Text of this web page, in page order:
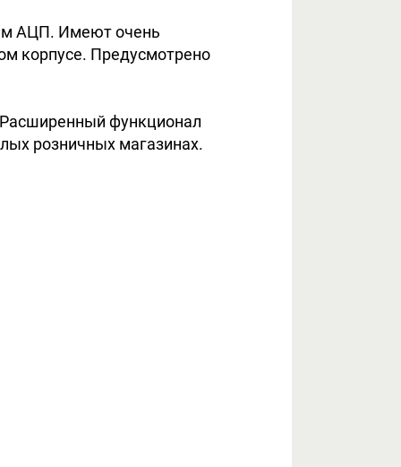
АЦП. Имеют очень
корпусе. Предусмотрено
функционал
розничных магазинах.